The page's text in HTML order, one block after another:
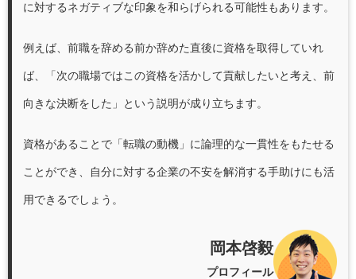
に対するネガティブな印象を和らげられる可能性もあります。
例えば、前職を辞める前か辞めた直後に資格を取得していれ
ば、「次の職場ではこの資格を活かして貢献したいと考え、前
向きな決断をした」という説明が成り立ちます。
資格があることで「転職の動機」に論理的な一貫性をもたせる
ことができ、自分に対する企業の不安を解消する手助けにも活
用できるでしょう。
岡本啓毅
プロフィール